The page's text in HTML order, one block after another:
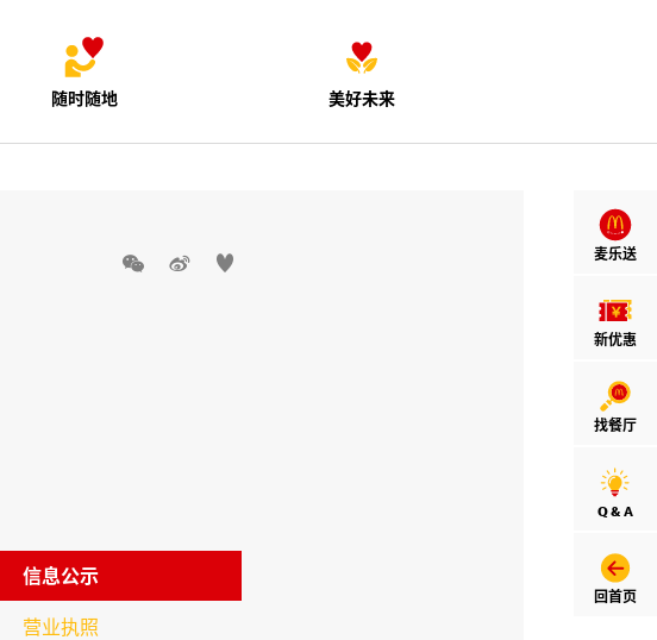
随时随地 美好未来
麦乐送
新优惠
找餐厅
Q & A
回首页
  
信息公示
营业执照